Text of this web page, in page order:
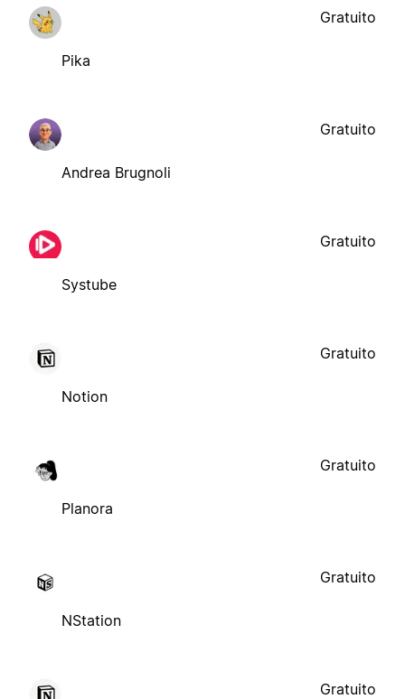
Pika
Gratuito
Andrea Brugnoli
Gratuito
Systube
Gratuito
Notion
Gratuito
Planora
Gratuito
NStation
Gratuito
Gratuito